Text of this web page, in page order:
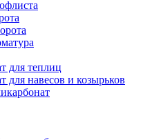
для теплиц
для навесов и козырьков